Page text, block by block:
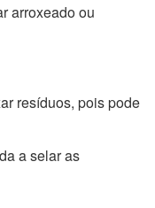
arroxeado ou
resíduos, pois pode
a selar as